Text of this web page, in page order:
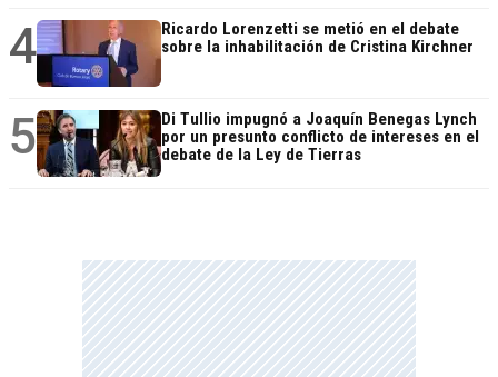
4
Ricardo Lorenzetti se metió en el debate
sobre la inhabilitación de Cristina Kirchner
5
Di Tullio impugnó a Joaquín Benegas Lynch
por un presunto conflicto de intereses en el
debate de la Ley de Tierras